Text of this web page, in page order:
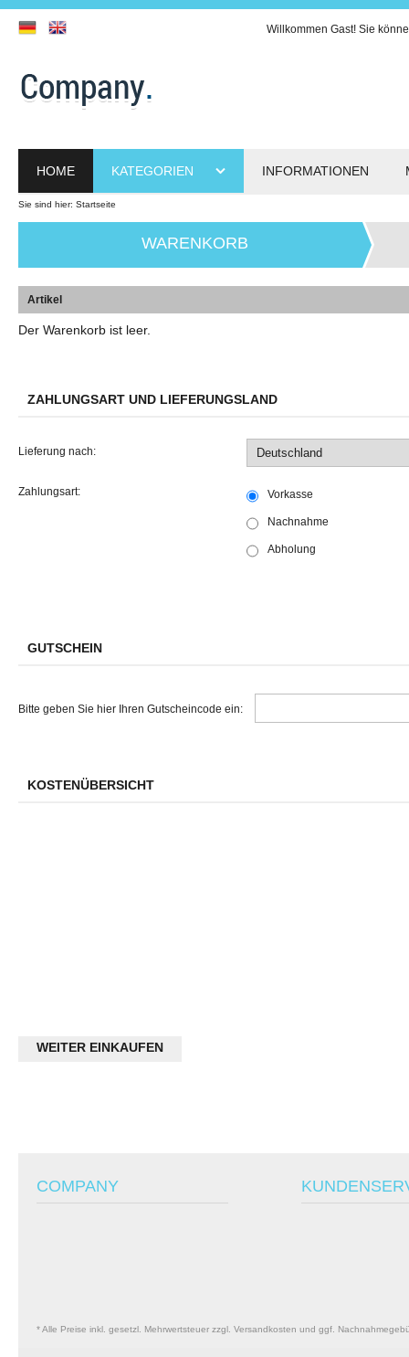
Willkommen Gast! Sie
HOME KATEGORIEN INFORMATIONEN
Sie sind hier: Startseite
WARENKORB
Artikel
Der Warenkorb ist leer.
ZAHLUNGSART UND LIEFERUNGSLAND
Lieferung nach:
Zahlungsart: Vorkasse
Nachnahme
Abholung
GUTSCHEIN
Bitte geben Sie hier Ihren Gutscheincode ein:
KOSTENÜBERSICHT
WEITER EINKAUFEN
COMPANY
* Alle Preise inkl. gesetzl. Mehrwertsteuer zzgl. Versandkosten und ggf.